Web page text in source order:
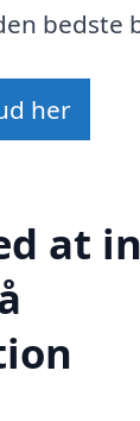
bedste
her
at